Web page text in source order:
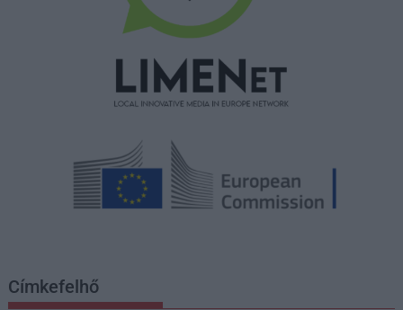
Címkefelhő